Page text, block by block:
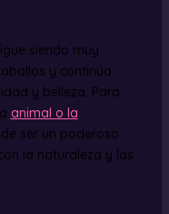
siendo muy
y continúa
y belleza. Para
animal o la
ser un poderoso
la naturaleza y las